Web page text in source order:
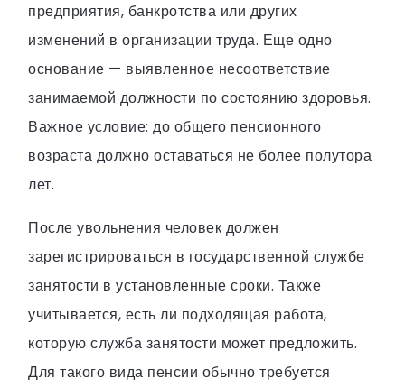
предприятия, банкротства или других
изменений в организации труда. Еще одно
основание — выявленное несоответствие
занимаемой должности по состоянию здоровья.
Важное условие: до общего пенсионного
возраста должно оставаться не более полутора
лет.
После увольнения человек должен
зарегистрироваться в государственной службе
занятости в установленные сроки. Также
учитывается, есть ли подходящая работа,
которую служба занятости может предложить.
Для такого вида пенсии обычно требуется